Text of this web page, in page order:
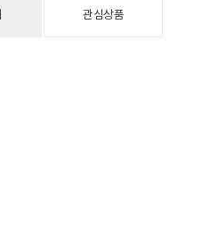
관심상품